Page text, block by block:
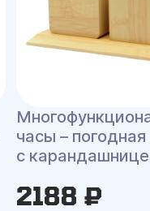
часы –
с
2188 ₽